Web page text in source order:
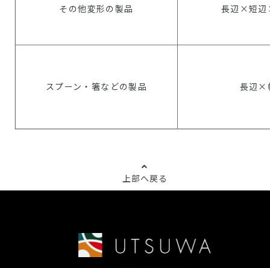
その他変形の製品 長辺×短
スプーン・箸などの製品 長辺×
上部へ戻る